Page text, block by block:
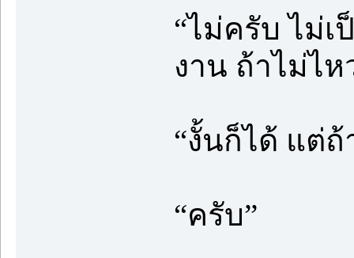
“ไม่ครับ ไม่เ
งาน ถ้าไม่ไ
“งั้นก็ได้ แต่
“ครับ”